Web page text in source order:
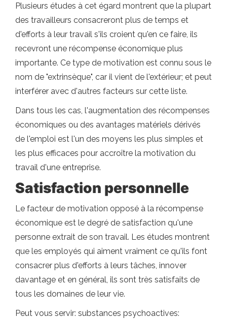
Plusieurs études à cet égard montrent que la plupart
des travailleurs consacreront plus de temps et
d'efforts à leur travail s'ils croient qu'en ce faire, ils
recevront une récompense économique plus
importante. Ce type de motivation est connu sous le
nom de "extrinsèque", car il vient de l'extérieur; et peut
interférer avec d'autres facteurs sur cette liste.
Dans tous les cas, l'augmentation des récompenses
économiques ou des avantages matériels dérivés
de l'emploi est l'un des moyens les plus simples et
les plus efficaces pour accroître la motivation du
travail d'une entreprise.
Satisfaction personnelle
Le facteur de motivation opposé à la récompense
économique est le degré de satisfaction qu'une
personne extrait de son travail. Les études montrent
que les employés qui aiment vraiment ce qu'ils font
consacrer plus d'efforts à leurs tâches, innover
davantage et en général, ils sont très satisfaits de
tous les domaines de leur vie.
Peut vous servir: substances psychoactives: